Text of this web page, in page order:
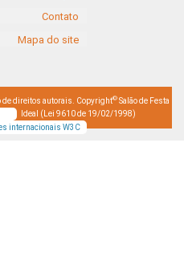
Contato
Mapa do site
de direitos autorais. Copyright© Salão de Festa
Ideal (Lei 9610 de 19/02/1998)